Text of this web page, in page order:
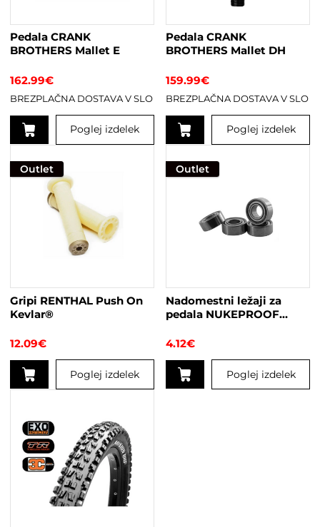
Pedala CRANK
BROTHERS Mallet E
162.99€
BREZPLAČNA DOSTAVA V SLO
Poglej izdelek
izdelek
ima
strani
izdelka
Pedala CRANK
BROTHERS Mallet DH
159.99€
BREZPLAČNA DOSTAVA V SLO
Poglej izdelek
izdelek
ima
Možnosti
strani
izdelka
Outlet
Gripi RENTHAL Push On
Kevlar®
12.09€
Poglej izdelek
Outlet
Nadomestni ležaji za
pedala NUKEPROOF
4.12€
Poglej izdelek